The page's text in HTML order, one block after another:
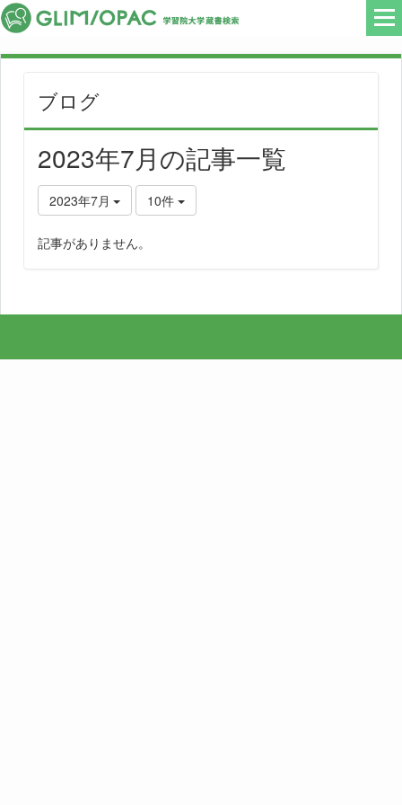
ブログ
2023年7月の記事一覧
2023年7月 10件
記事がありません。